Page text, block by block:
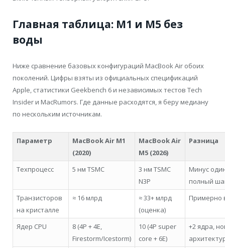
Главная таблица: M1 и M5 без
воды
Ниже сравнение базовых конфигураций MacBook Air обоих
поколений. Цифры взяты из официальных спецификаций
Apple, статистики Geekbench 6 и независимых тестов Tech
Insider и MacRumors. Где данные расходятся, я беру медиану
по нескольким источникам.
Параметр
MacBook Air M1
(2020)
MacBook Air
M5 (2026)
Разница
Техпроцесс 5 нм TSMC
3 нм TSMC
N3P
Минус
полный
Транзисторов
на кристалле
≈ 16 млрд
≈ 33+ млрд
(оценка)
Примерно
Ядер CPU
8 (4P + 4E,
Firestorm/Icestorm)
10 (4P super
core + 6E)
+2 ядра,